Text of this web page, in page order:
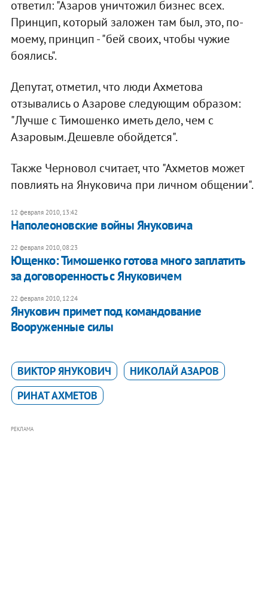
ответил: "Азаров уничтожил бизнес всех.
Принцип, который заложен там был, это, по-
моему, принцип - "бей своих, чтобы чужие
боялись".
Депутат, отметил, что люди Ахметова
отзывались о Азарове следующим образом:
"Лучше с Тимошенко иметь дело, чем с
Азаровым. Дешевле обойдется".
Также Черновол считает, что "Ахметов может
повлиять на Януковича при личном общении".
12 февраля 2010, 13:42
Наполеоновские войны Януковича
22 февраля 2010, 08:23
Ющенко: Тимошенко готова много заплатить
за договоренность с Януковичем
22 февраля 2010, 12:24
Янукович примет под командование
Вооруженные силы
ВИКТОР ЯНУКОВИЧ
НИКОЛАЙ АЗАРОВ
РИНАТ АХМЕТОВ
РЕКЛАМА